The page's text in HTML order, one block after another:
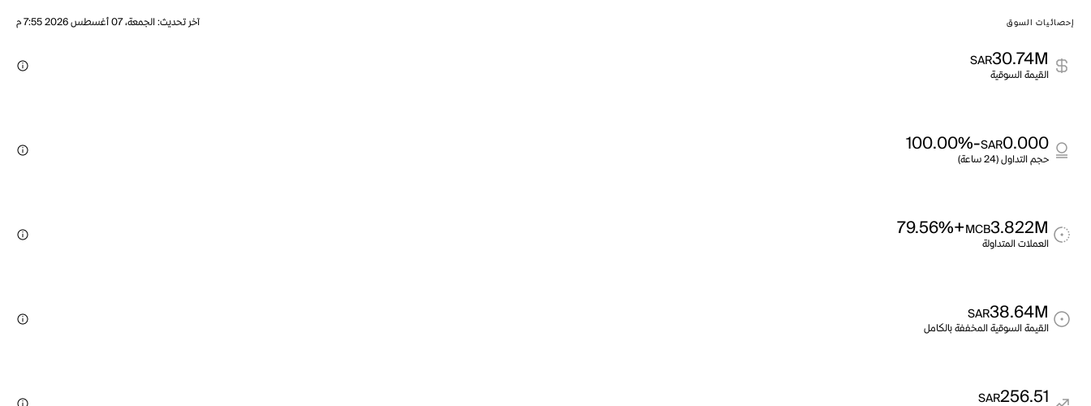
إحصائيات السوق آخر تحديث:الجمعة، 07 أغسطس 2026 7:55 م
30.74M
SAR
القيمة السوقية
0.000
SAR
-100.00%
حجم التداول (24 ساعة)
3.822M
MCB
+79.56%
العملات المتداولة
38.64M
SAR
القيمة السوقية المخففة بالكامل
256.51
SAR